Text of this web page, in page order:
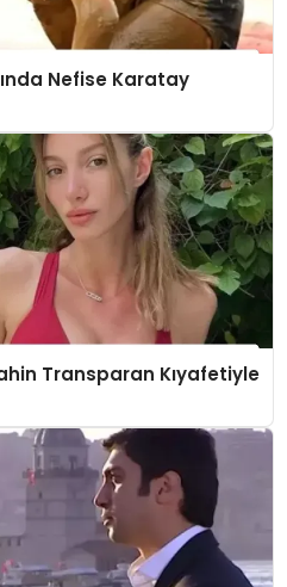
Nefise Karatay
Transparan Kıyafetiyle